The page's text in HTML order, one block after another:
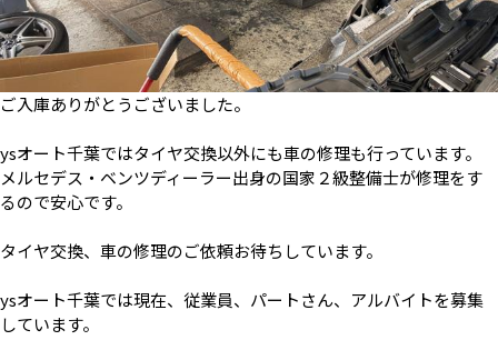
ご入庫ありがとうございました。
ysオート千葉ではタイヤ交換以外にも車の修理も行っています。
メルセデス・ベンツディーラー出身の国家２級整備士が修理をす
るので安心です。
タイヤ交換、車の修理のご依頼お待ちしています。
ysオート千葉では現在、従業員、パートさん、アルバイトを募集
しています。